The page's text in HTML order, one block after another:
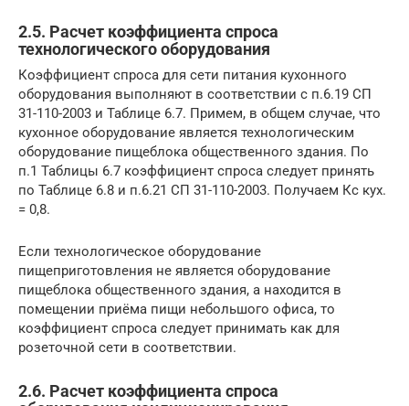
2.5. Расчет коэффициента спроса
технологического оборудования
Коэффициент спроса для сети питания кухонного
оборудования выполняют в соответствии с п.6.19 СП
31-110-2003 и Таблице 6.7. Примем, в общем случае, что
кухонное оборудование является технологическим
оборудование пищеблока общественного здания. По
п.1 Таблицы 6.7 коэффициент спроса следует принять
по Таблице 6.8 и п.6.21 СП 31-110-2003. Получаем Кс кух.
= 0,8.
Если технологическое оборудование
пищеприготовления не является оборудование
пищеблока общественного здания, а находится в
помещении приёма пищи небольшого офиса, то
коэффициент спроса следует принимать как для
розеточной сети в соответствии.
2.6. Расчет коэффициента спроса